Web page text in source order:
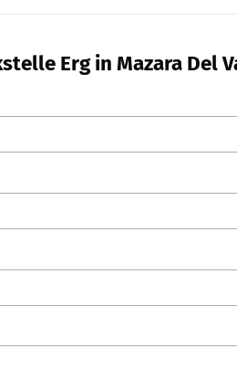
Erg in Mazara Del